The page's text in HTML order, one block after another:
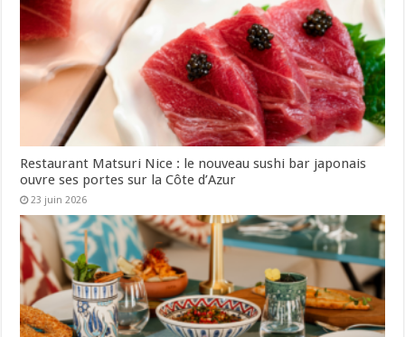
Restaurant Matsuri Nice : le nouveau sushi bar japonais
ouvre ses portes sur la Côte d’Azur
23 juin 2026